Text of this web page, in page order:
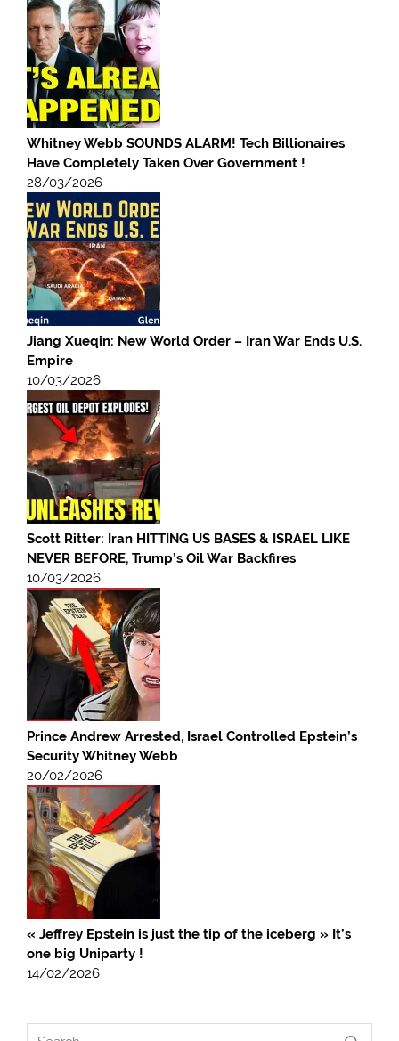
Whitney Webb SOUNDS ALARM! Tech Billionaires
Have Completely Taken Over Government !
28/03/2026
Jiang Xueqin: New World Order – Iran War Ends U.S.
Empire
10/03/2026
Scott Ritter: Iran HITTING US BASES & ISRAEL LIKE
NEVER BEFORE, Trump’s Oil War Backfires
10/03/2026
Prince Andrew Arrested, Israel Controlled Epstein’s
Security Whitney Webb
20/02/2026
« Jeffrey Epstein is just the tip of the iceberg » It’s
one big Uniparty !
14/02/2026